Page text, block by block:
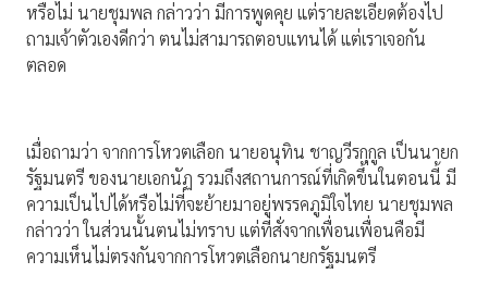
หรือไม่ นายชุมพล กล่าวว่า มีการพูดคุย แต่รายละเอียดต้องไป
ถามเจ้าตัวเองดีกว่า ตนไม่สามารถตอบแทนได้ แต่เราเจอกัน
ตลอด
เมื่อถามว่า จากการโหวตเลือก นายอนุทิน ชาญวีรกุกูล เป็นนายก
รัฐมนตรี ของนายเอกนัฏ รวมถึงสถานการณ์ที่เกิดขึ้นในตอนนี้ มี
ความเป็นไปได้หรือไม่ที่จะย้ายมาอยู่พรรคภูมิใจไทย นายชุมพล
กล่าวว่า ในส่วนนั้นตนไม่ทราบ แต่ที่สั่งจากเพื่อนเพื่อนคือมี
ความเห็นไม่ตรงกันจากการโหวตเลือกนายกรัฐมนตรี